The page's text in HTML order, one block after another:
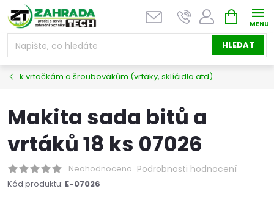
Přejít
na
obsah
HLEDAT
NÁKUPNÍ
KOŠÍK
k vrtačkám a šroubovákům (vrtáky, sklíčidla atd)
Makita sada bitů a
vrtáků 18 ks 07026
Neohodnoceno Podrobnosti hodnocení
Kód produktu: E-07026